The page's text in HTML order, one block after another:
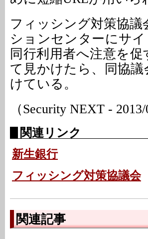
フィッシング対策協議
ションセンターにサ
同行利用者へ注意を
て見かけたら、同協
けている。
（Security NEXT - 2013/
関連リンク
新生銀行
フィッシング対策協議会
関連記事